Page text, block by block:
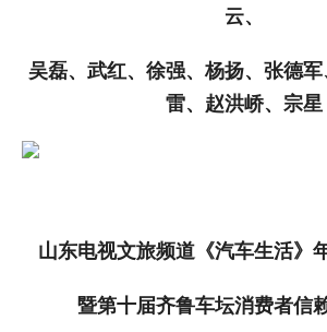
云、
吴磊、武红、徐强、杨扬、张德
雷、赵洪峤、宗星
山东电视文旅频道《汽车生活》
暨第十届齐鲁车坛消费者信